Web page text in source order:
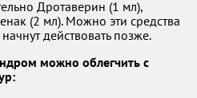
Дротаверин (1 мл),
(2 мл). Можно эти средства
действовать позже.
можно облегчить с